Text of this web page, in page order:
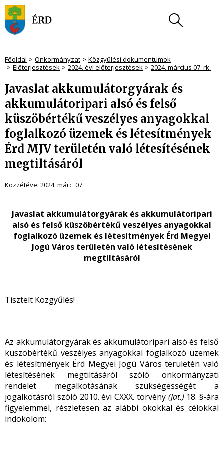
Főoldal Önkormányzat
Közgyűlési dokumentumok
Előterjesztések
2024. évi előterjesztések 2024. március 07. rk.
Javaslat akkumulátorgyárak és
akkumulátoripari alsó és felső
küszöbértékű veszélyes anyagokkal
foglalkozó üzemek és létesítmények
Érd MJV területén való létesítésének
megtiltásáról
Közzétéve: 2024. márc. 07.
Javaslat akkumulátorgyárak és akkumulátoripari
alsó és felső küszöbértékű veszélyes anyagokkal
foglalkozó üzemek és létesítmények Érd Megyei
Jogú Város területén való létesítésének
megtiltásáról
Tisztelt Közgyűlés!
Az akkumulátorgyárak és akkumulátoripari alsó és felső
küszöbértékű veszélyes anyagokkal foglalkozó üzemek
és létesítmények Érd Megyei Jogú Város területén való
létesítésének megtiltásáról szóló önkormányzati
rendelet megalkotásának szükségességét a
jogalkotásról szóló 2010. évi CXXX. törvény (Jat.) 18. §-ára
figyelemmel, részletesen az alábbi okokkal és célokkal
indokolom: